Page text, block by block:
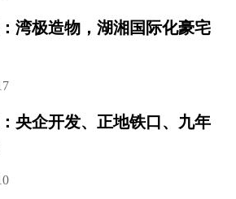
湾极造物，湖湘国际化豪宅
央企开发、正地铁口、九年